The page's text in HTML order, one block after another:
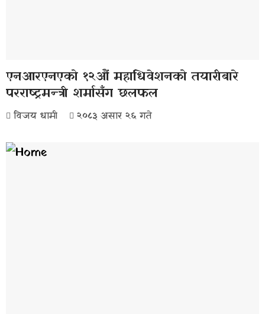
एनआरएनएको १२औं महाधिवेशनको तयारीबारे
परराष्ट्रमन्त्री शर्मासँग छलफल
विजय धामी २०८३ असार २६ गते